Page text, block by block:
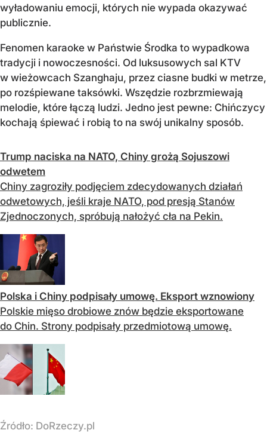
wyładowaniu emocji, których nie wypada okazywać
publicznie.
Fenomen karaoke w Państwie Środka to wypadkowa
tradycji i nowoczesności. Od luksusowych sal KTV
w wieżowcach Szanghaju, przez ciasne budki w metrze,
po rozśpiewane taksówki. Wszędzie rozbrzmiewają
melodie, które łączą ludzi. Jedno jest pewne: Chińczycy
kochają śpiewać i robią to na swój unikalny sposób.
Trump naciska na NATO, Chiny grożą Sojuszowi
odwetem
Chiny zagroziły podjęciem zdecydowanych działań
odwetowych, jeśli kraje NATO, pod presją Stanów
Zjednoczonych, spróbują nałożyć cła na Pekin.
Polska i Chiny podpisały umowę. Eksport wznowiony
Polskie mięso drobiowe znów będzie eksportowane
do Chin. Strony podpisały przedmiotową umowę.
Źródło: DoRzeczy.pl